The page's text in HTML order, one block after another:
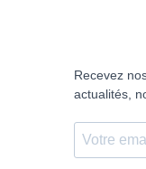
Recevez
actualités,